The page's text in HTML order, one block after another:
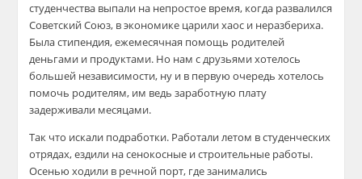
студенчества выпали на непростое время, когда развалился
Советский Союз, в экономике царили хаос и неразбериха.
Была стипендия, ежемесячная помощь родителей
деньгами и продуктами. Но нам с друзьями хотелось
большей независимости, ну и в первую очередь хотелось
помочь родителям, им ведь заработную плату
задерживали месяцами.
Так что искали подработки. Работали летом в студенческих
отрядах, ездили на сенокосные и строительные работы.
Осенью ходили в речной порт, где занимались